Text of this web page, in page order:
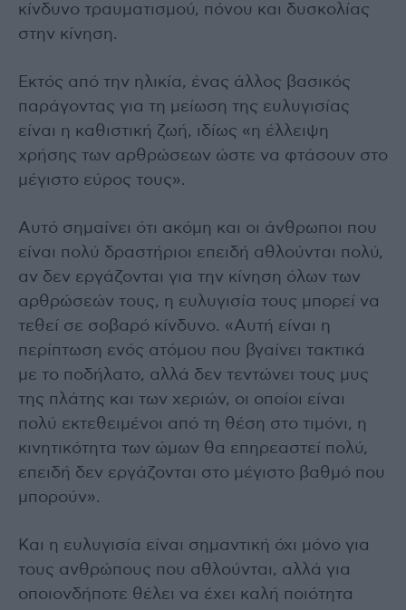
κίνδυνο τραυματισμού, πόνου και δυσκολίας
στην κίνηση.
Εκτός από την ηλικία, ένας άλλος βασικός
παράγοντας για τη μείωση της ευλυγισίας
είναι η καθιστική ζωή, ιδίως «η έλλειψη
χρήσης των αρθρώσεων ώστε να φτάσουν στο
μέγιστο εύρος τους».
Αυτό σημαίνει ότι ακόμη και οι άνθρωποι που
είναι πολύ δραστήριοι επειδή αθλούνται πολύ,
αν δεν εργάζονται για την κίνηση όλων των
αρθρώσεών τους, η ευλυγισία τους μπορεί να
τεθεί σε σοβαρό κίνδυνο. «Αυτή είναι η
περίπτωση ενός ατόμου που βγαίνει τακτικά
με το ποδήλατο, αλλά δεν τεντώνει τους μυς
της πλάτης και των χεριών, οι οποίοι είναι
πολύ εκτεθειμένοι από τη θέση στο τιμόνι, η
κινητικότητα των ώμων θα επηρεαστεί πολύ,
επειδή δεν εργάζονται στο μέγιστο βαθμό που
μπορούν».
Και η ευλυγισία είναι σημαντική όχι μόνο για
τους ανθρώπους που αθλούνται, αλλά για
οποιονδήποτε θέλει να έχει καλή ποιότητα